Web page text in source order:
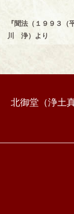
『聞法（１９９３
川 浄）より
北御堂（浄土